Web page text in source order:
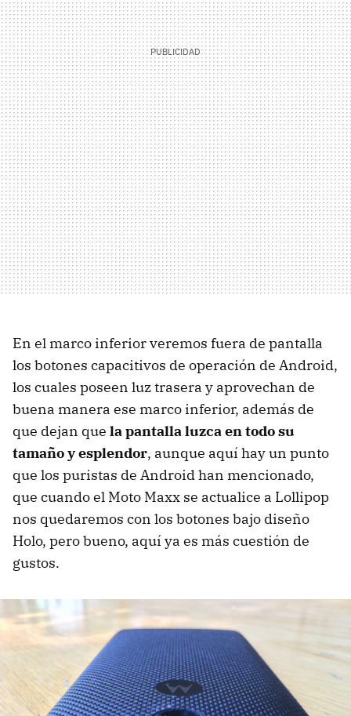
En el marco inferior veremos fuera de pantalla
los botones capacitivos de operación de Android,
los cuales poseen luz trasera y aprovechan de
buena manera ese marco inferior, además de
que dejan que la pantalla luzca en todo su
tamaño y esplendor, aunque aquí hay un punto
que los puristas de Android han mencionado,
que cuando el Moto Maxx se actualice a Lollipop
nos quedaremos con los botones bajo diseño
Holo, pero bueno, aquí ya es más cuestión de
gustos.